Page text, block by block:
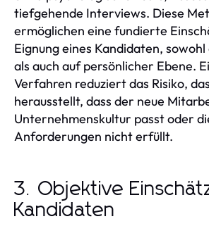
tiefgehende Interviews. Diese
ermöglichen eine fundierte
Eignung eines Kandidaten,
als auch auf persönlicher Ebene.
Verfahren reduziert das Risiko,
herausstellt, dass der neue
Unternehmenskultur passt oder
Anforderungen nicht erfüllt.
3. Objektive
Kandidaten